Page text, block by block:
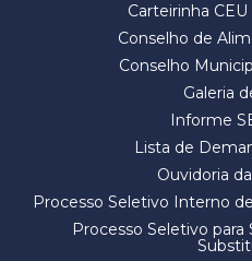
Carteirinha
Conselho de
Conselho
Galeria
Informe
Lista de
Ouvidoria
Processo Seletivo Interno
Processo Seletivo